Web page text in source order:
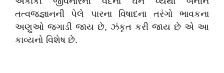
તત્વજ્જ્ઞાનની પેલે પારના વિષાદના તરંગો ભાવકના
અણુઓ જગાડી જાય છે, ઝંકૃત કરી જાય છે એ આ
કાવ્યનો વિશેષ છે.